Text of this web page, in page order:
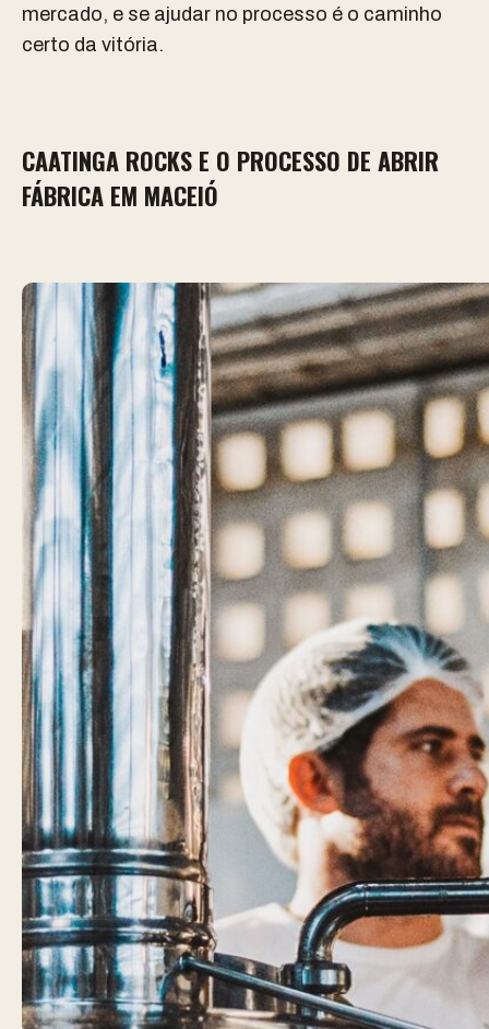
mercado, e se ajudar no processo é o caminho
certo da vitória.
CAATINGA ROCKS E O PROCESSO DE ABRIR
FÁBRICA EM MACEIÓ